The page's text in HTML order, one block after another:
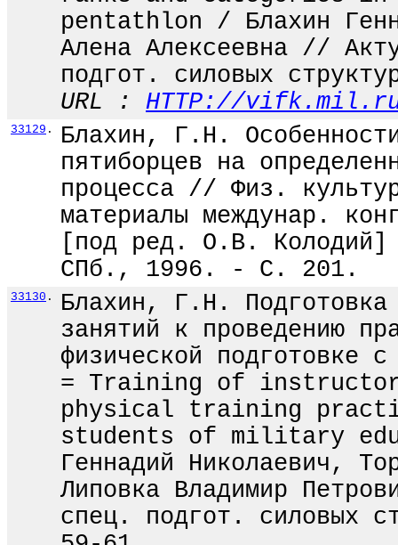
pentathlon / Блахин
Алена Алексеевна //
подгот. силовых
URL : HTTP://
33129 .
Блахин, Г.Н.
пятиборцев на
процесса // Физ.
материалы междунар.
[под ред. О.В.
СПб., 1996. - С. 201.
33130 .
Блахин, Г.Н. Подготовка
занятий к проведению
физической подготовке
= Training of
physical training
students of military
Геннадий Николаевич,
Липовка Владимир
спец. подгот.